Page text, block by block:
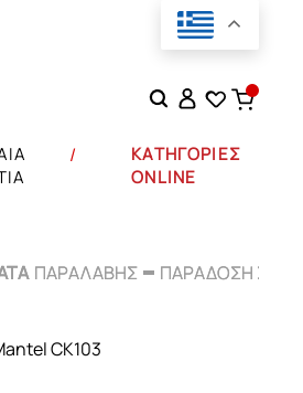
Αναζήτηση
ΚΑΤΗΓΟΡΙΕΣ
ONLINE
ΠΑΡΑΛΑΒΗΣ ΠΑΡΑΔΟΣΗ ΣΕ
ΠΑΡΑΛΑΒΗΣ ΠΑΡΑΔΟΣΗ ΣΕ
CK103